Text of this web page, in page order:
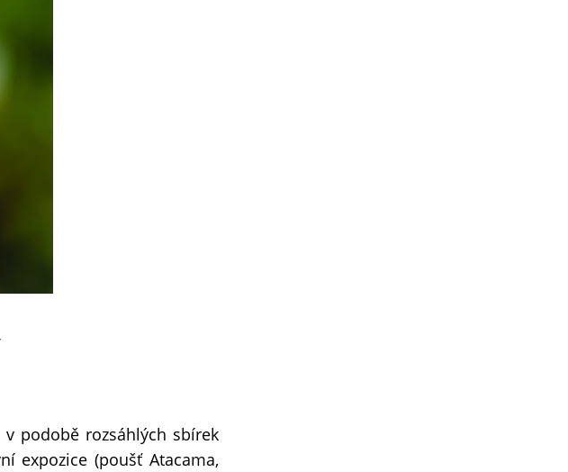
podobě rozsáhlých sbírek
expozice (poušť Atacama,